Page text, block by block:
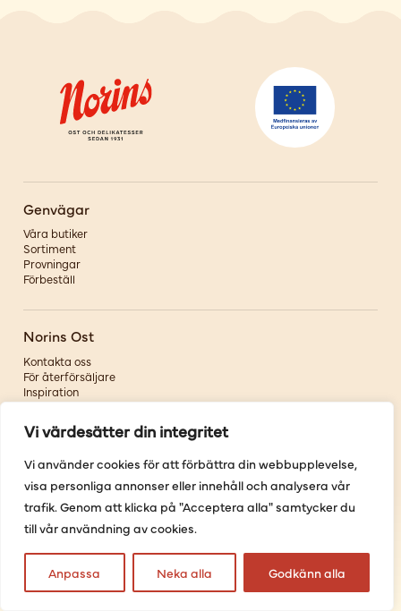
Vi värdesätter din integritet
Vi använder cookies för att förbättra din webbupplevelse,
visa personliga annonser eller innehåll och analysera vår
trafik. Genom att klicka på "Acceptera alla" samtycker du
till vår användning av cookies.
Anpassa Neka alla Godkänn alla
Genvägar
Våra butiker
Sortiment
Provningar
Förbeställ
Norins Ost
Kontakta oss
För återförsäljare
Inspiration
Om oss
Följ oss
Facebook
Instagram
Youtube